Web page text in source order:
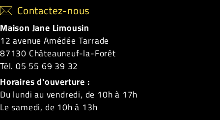
Contactez-nous
Maison Jane Limousin
12 avenue Amédée Tarrade
87130 Châteauneuf-la-Forêt
Tél. 05 55 69 39 32
Horaires d'ouverture :
Du lundi au vendredi, de 10h à 17h
Le samedi, de 10h à 13h